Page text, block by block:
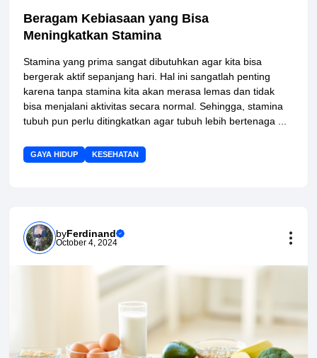
Beragam Kebiasaan yang Bisa
Meningkatkan Stamina
Stamina yang prima sangat dibutuhkan agar kita bisa
bergerak aktif sepanjang hari. Hal ini sangatlah penting
karena tanpa stamina kita akan merasa lemas dan tidak
bisa menjalani aktivitas secara normal. Sehingga, stamina
tubuh pun perlu ditingkatkan agar tubuh lebih bertenaga ...
GAYA HIDUP KESEHATAN
byFerdinand
October 4, 2024